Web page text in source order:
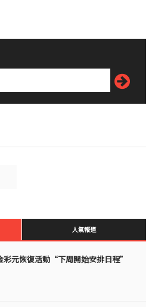
人氣報道
彩元恢復活動“下周開始安排日程”